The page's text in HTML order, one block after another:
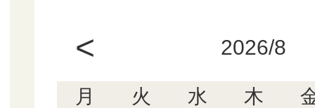
< 2026/8
月 火 水 木